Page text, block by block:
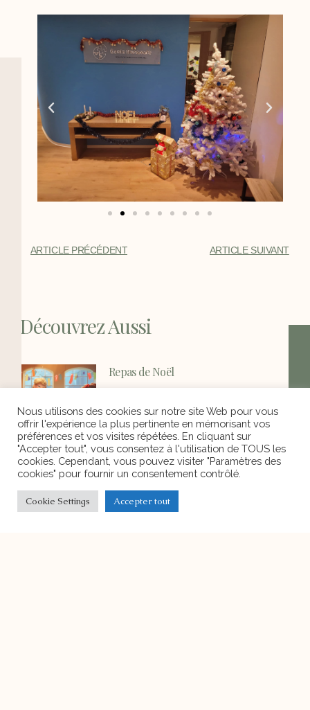
ARTICLE PRÉCÉDENT ARTICLE SUIVANT
Découvrez Aussi
Repas de Noël
décembre 2023.
Portes ouvertes
Deux possibilités s’offrent à vous pour
découvrir l’Ecole Harmonie :
Nous utilisons des cookies sur notre site Web pour vous
offrir l'expérience la plus pertinente en mémorisant vos
préférences et vos visites répétées. En cliquant sur
"Accepter tout", vous consentez à l'utilisation de TOUS les
cookies. Cependant, vous pouvez visiter "Paramètres des
cookies" pour fournir un consentement contrôlé.
Cookie Settings Accepter tout